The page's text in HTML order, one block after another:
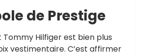
de Prestige
Hilfiger est bien plus
vestimentaire. C’est affirmer